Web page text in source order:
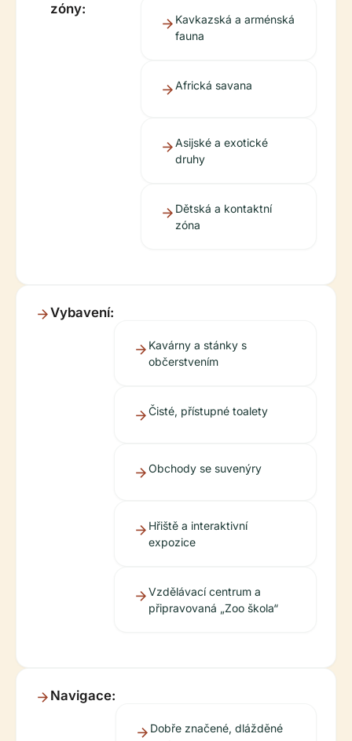
zóny:
Kavkazská a arménská
fauna
Africká savana
Asijské a exotické
druhy
Dětská a kontaktní
zóna
Vybavení:
Kavárny a stánky s
občerstvením
Čisté, přístupné toalety
Obchody se suvenýry
Hřiště a interaktivní
expozice
Vzdělávací centrum a
připravovaná „Zoo škola“
Navigace:
Dobře značené, dlážděné